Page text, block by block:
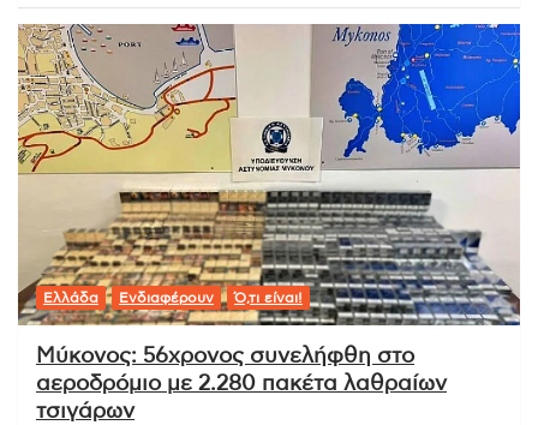
Ελλάδα Ενδιαφέρουν Ό,τι είναι!
Μύκονος: 56χρονος συνελήφθη στο
αεροδρόμιο με 2.280 πακέτα λαθραίων
τσιγάρων